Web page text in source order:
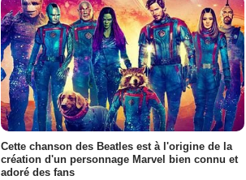
Cette chanson des Beatles est à l'origine de la
création d'un personnage Marvel bien connu et
adoré des fans